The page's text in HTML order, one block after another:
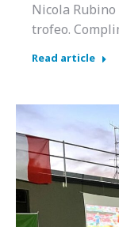
Nicola Rubino
trofeo.
Read article